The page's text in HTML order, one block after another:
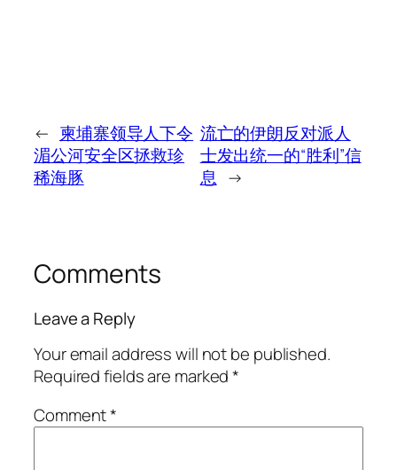
← 柬埔寨领导人下令
湄公河安全区拯救珍
稀海豚
流亡的伊朗反对派人
士发出统一的“胜利”信
息 →
Comments
Leave a Reply
Your email address will not be published.
Required fields are marked*
Comment*